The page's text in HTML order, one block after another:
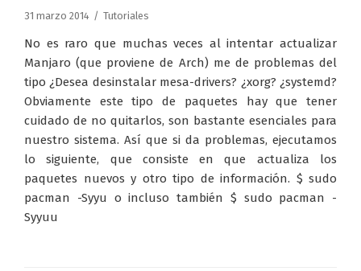
31 marzo 2014 Tutoriales
No es raro que muchas veces al intentar actualizar
Manjaro (que proviene de Arch) me de problemas del
tipo ¿Desea desinstalar mesa-drivers? ¿xorg? ¿systemd?
Obviamente este tipo de paquetes hay que tener
cuidado de no quitarlos, son bastante esenciales para
nuestro sistema. Así que si da problemas, ejecutamos
lo siguiente, que consiste en que actualiza los
paquetes nuevos y otro tipo de información. $ sudo
pacman -Syyu o incluso también $ sudo pacman -
Syyuu